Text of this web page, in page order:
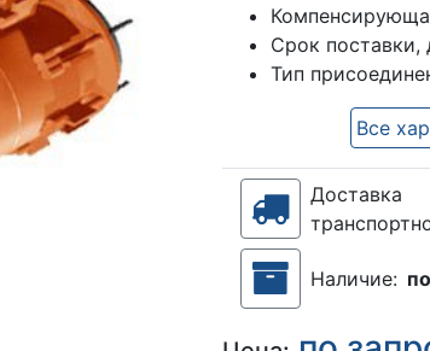
Срок поставки,
Тип
Все
Наличие: